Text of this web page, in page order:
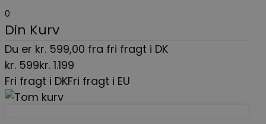
0
Din Kurv
Du er kr. 599,00 fra fri fragt i DK
kr. 599kr. 1.199
Fri fragt i DKFri fragt i EU